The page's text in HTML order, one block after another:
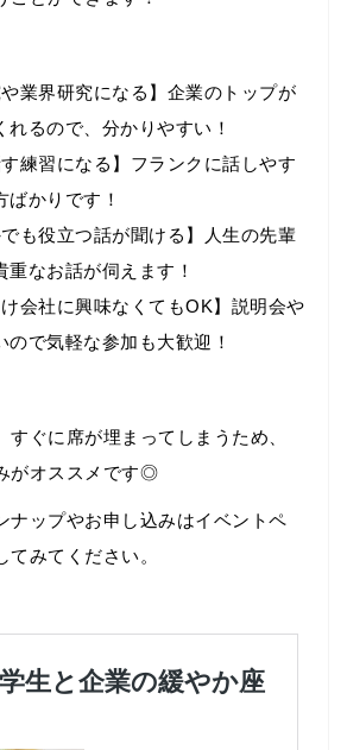
や業界研究になる】企業のトップが
れるので、分かりやすい！
す練習になる】フランクに話しやす
ばかりです！
でも役立つ話が聞ける】人生の先輩
重なお話が伺えます！
け会社に興味なくてもOK】説明会や
ので気軽な参加も大歓迎！
すぐに席が埋まってしまうため、
がオススメです◎
ナップやお申し込みはイベントペ
みてください。